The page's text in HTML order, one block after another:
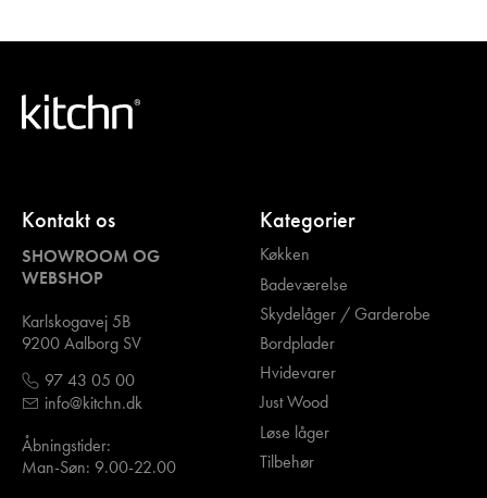
Kontakt os
SHOWROOM OG
WEBSHOP
Karlskogavej 5B
9200 Aalborg SV
97 43 05 00
info@kitchn.dk
Åbningstider:
Man-Søn: 9.00-22.00
Kategorier
Køkken
Badeværelse
Skydelåger / Garderobe
Bordplader
Hvidevarer
Just Wood
Løse låger
Tilbehør